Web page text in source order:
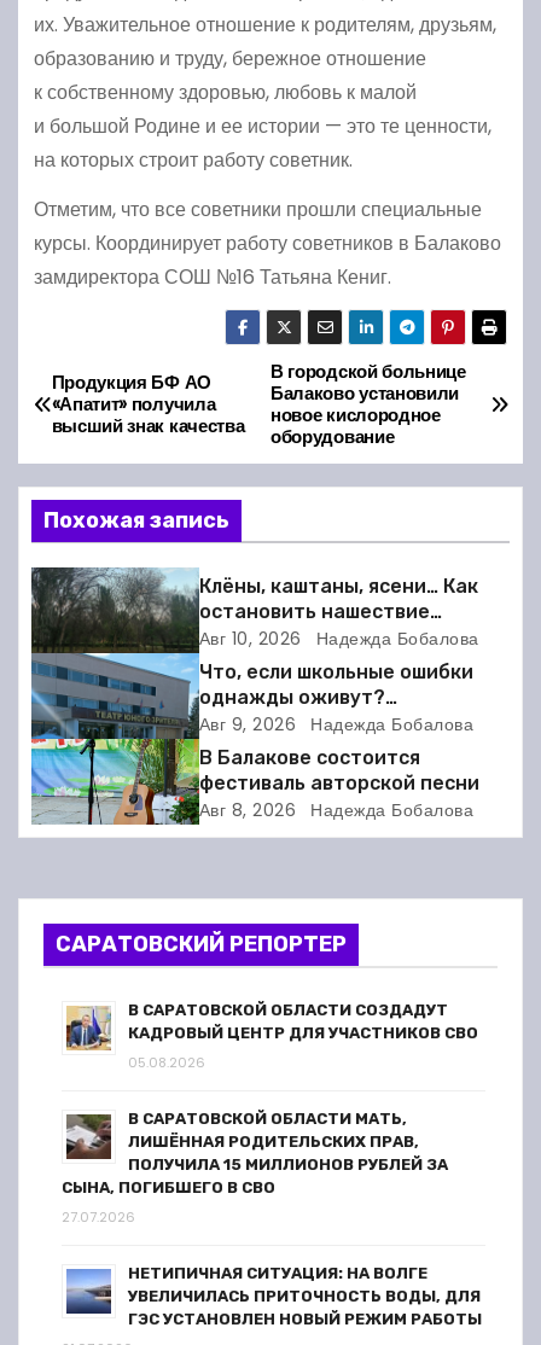
их. Уважительное отношение к родителям, друзьям,
образованию и труду, бережное отношение
к собственному здоровью, любовь к малой
и большой Родине и ее истории — это те ценности,
на которых строит работу советник.
Отметим, что все советники прошли специальные
курсы. Координирует работу советников в Балаково
замдиректора СОШ №16 Татьяна Кениг.
Н
а
в
и
г
а
ц
и
я
п
о
В городской больнице
Балаково установили
новое кислородное
оборудование
Продукция БФ АО
«Апатит» получила
высший знак качества
Похожая запись
Клёны, каштаны, ясени… Как
остановить нашествие
вредителей в Балакове?
Авг 10, 2026 Надежда Бобалова
Что, если школьные ошибки
однажды оживут?
Балаковский ТЮЗ готовит
премьеру
Авг 9, 2026 Надежда Бобалова
В Балакове состоится
фестиваль авторской песни
Авг 8, 2026 Надежда Бобалова
САРАТОВСКИЙ РЕПОРТЕР
В САРАТОВСКОЙ ОБЛАСТИ СОЗДАДУТ
КАДРОВЫЙ ЦЕНТР ДЛЯ УЧАСТНИКОВ СВО
05.08.2026
В САРАТОВСКОЙ ОБЛАСТИ МАТЬ,
ЛИШЁННАЯ РОДИТЕЛЬСКИХ ПРАВ,
ПОЛУЧИЛА 15 МИЛЛИОНОВ РУБЛЕЙ ЗА
СЫНА, ПОГИБШЕГО В СВО
27.07.2026
НЕТИПИЧНАЯ СИТУАЦИЯ: НА ВОЛГЕ
УВЕЛИЧИЛАСЬ ПРИТОЧНОСТЬ ВОДЫ, ДЛЯ
ГЭС УСТАНОВЛЕН НОВЫЙ РЕЖИМ РАБОТЫ